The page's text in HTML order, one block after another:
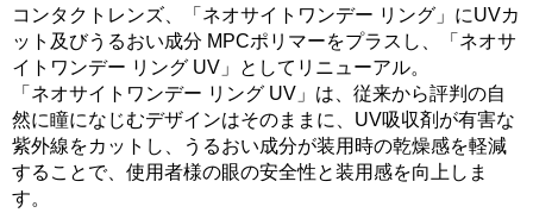
コンタクトレンズ、「ネオサイトワンデー リング」にUVカ
ット及びうるおい成分 MPCポリマーをプラスし、「ネオサ
イトワンデー リング UV」としてリニューアル。
「ネオサイトワンデー リング UV」は、従来から評判の自
然に瞳になじむデザインはそのままに、UV吸収剤が有害な
紫外線をカットし、うるおい成分が装用時の乾燥感を軽減
することで、使用者様の眼の安全性と装用感を向上しま
す。